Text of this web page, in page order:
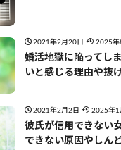
2021年2月20日 2025年
婚活地獄に陥ってし
いと感じる理由や抜
2021年2月2日 2025年1
彼氏が信用できない
できない原因やしん